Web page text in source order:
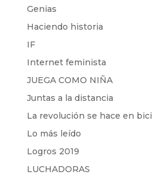
Genias
Haciendo historia
IF
Internet feminista
JUEGA COMO NIÑA
Juntas a la distancia
La revolución se hace en bici
Lo más leído
Logros 2019
LUCHADORAS